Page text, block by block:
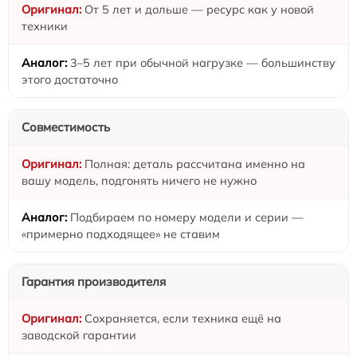
От 5 лет и дольше — ресурс как у новой
техники
3–5 лет при обычной нагрузке — большинству
этого достаточно
Совместимость
Полная: деталь рассчитана именно на
вашу модель, подгонять ничего не нужно
Подбираем по номеру модели и серии —
«примерно подходящее» не ставим
Гарантия производителя
Сохраняется, если техника ещё на
заводской гарантии